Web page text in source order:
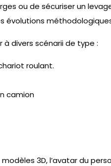
ou de sécuriser un
évolutions
à divers scénarii de type :
roulant.
camion
3D, l’avatar du